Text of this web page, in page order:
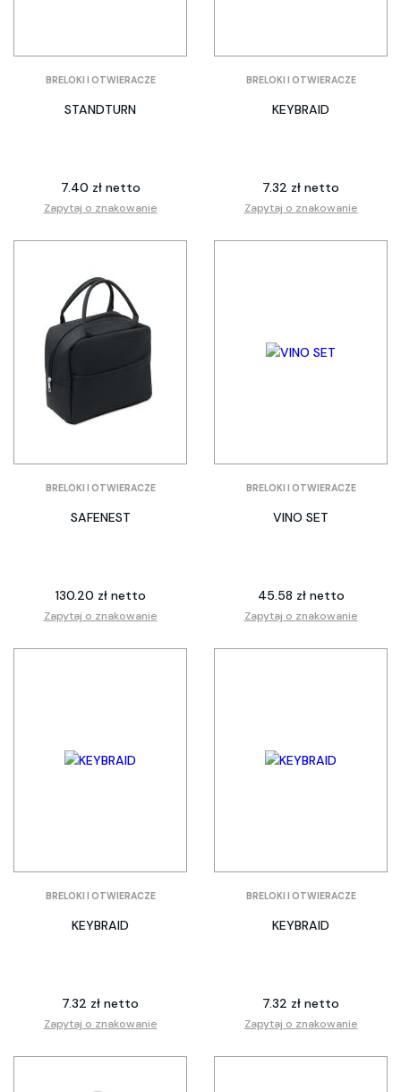
BRELOKI I OTWIERACZE
STANDTURN
7.40 zł netto
Zapytaj o znakowanie
BRELOKI I OTWIERACZE
KEYBRAID
7.32 zł netto
Zapytaj o znakowanie
BRELOKI I OTWIERACZE
SAFENEST
130.20 zł netto
Zapytaj o znakowanie
BRELOKI I OTWIERACZE
VINO SET
45.58 zł netto
Zapytaj o znakowanie
BRELOKI I OTWIERACZE
KEYBRAID
7.32 zł netto
Zapytaj o znakowanie
BRELOKI I OTWIERACZE
KEYBRAID
7.32 zł netto
Zapytaj o znakowanie